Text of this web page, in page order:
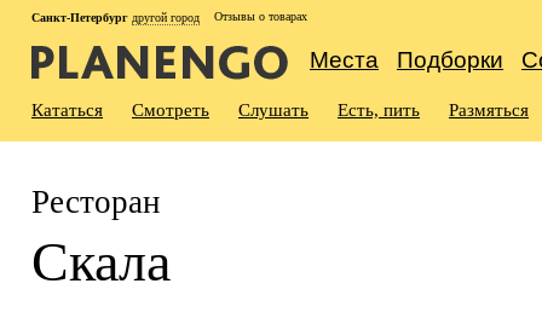
Санкт-Петербург другой город Отзывы о товарах
Места Подборки
Кататься Смотреть Слушать Есть, пить Размяться
Ресторан
Скала